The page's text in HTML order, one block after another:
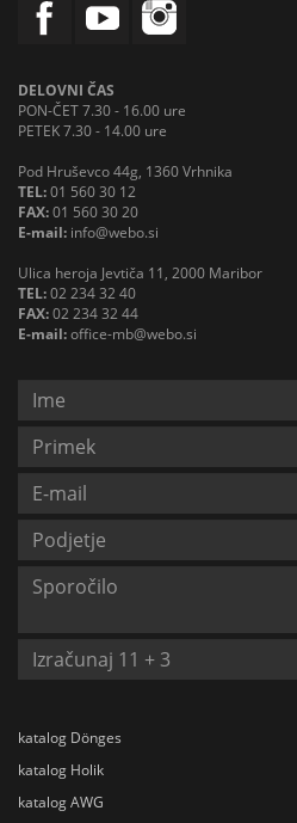
DELOVNI ČAS
PON-ČET 7.30 - 16.00 ure
PETEK 7.30 - 14.00 ure
Pod Hruševco 44g, 1360 Vrhnika
TEL:01 560 30 12
FAX:01 560 30 20
E-mail: info@webo.si
Ulica heroja Jevtiča 11, 2000 Maribor
TEL:02 234 32 40
FAX:02 234 32 44
E-mail:office-mb@webo.si
katalog Dönges
katalog Holik
katalog AWG